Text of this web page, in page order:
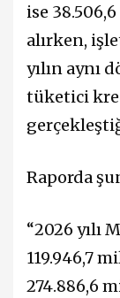
ise
alırken,
yılın aynı
tüketici
Raporda
“2026 yılı
119.946,7
274.886,6